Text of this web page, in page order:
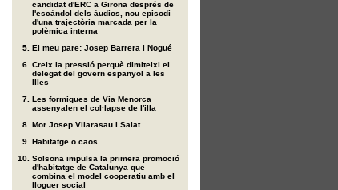
candidat d'ERC a Girona després de
l'escàndol dels àudios, nou episodi
d'una trajectòria marcada per la
polèmica interna
El meu pare: Josep Barrera i Nogué
Creix la pressió perquè dimiteixi el
delegat del govern espanyol a les
Illes
Les formigues de Via Menorca
assenyalen el col·lapse de l'illa
Mor Josep Vilarasau i Salat
Habitatge o caos
Solsona impulsa la primera promoció
d'habitatge de Catalunya que
combina el model cooperatiu amb el
lloguer social